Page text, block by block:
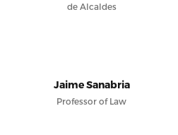
de Alcaldes
Jaime Sanabria
Professor of Law